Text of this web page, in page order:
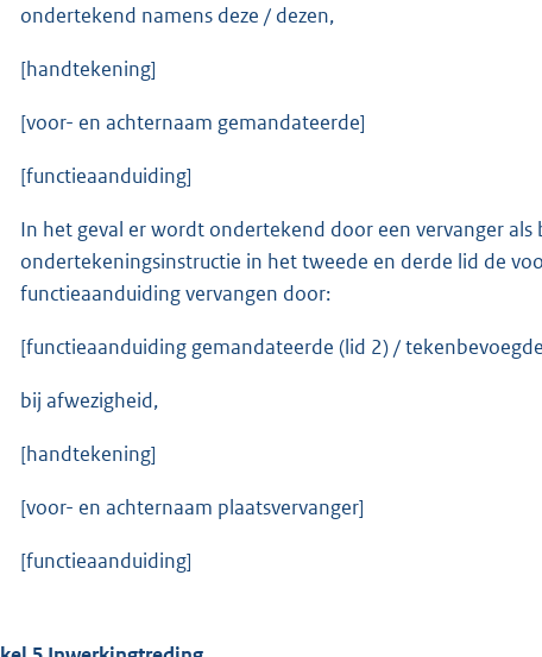
ondertekend namens deze / dezen,
[handtekening]
[voor- en achternaam gemandateerde]
[functieaanduiding]
In het geval er wordt ondertekend door een vervanger
ondertekeningsinstructie in het tweede en derde lid de
functieaanduiding vervangen door:
[functieaanduiding gemandateerde (lid 2) /
bij afwezigheid,
[handtekening]
[voor- en achternaam plaatsvervanger]
[functieaanduiding]